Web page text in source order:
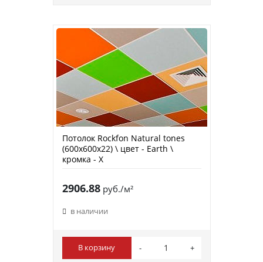
Потолок Rockfon Natural tones
(600х600х22) \ цвет - Earth \
кромка - X
2906.88руб./м²
в наличии
В корзину